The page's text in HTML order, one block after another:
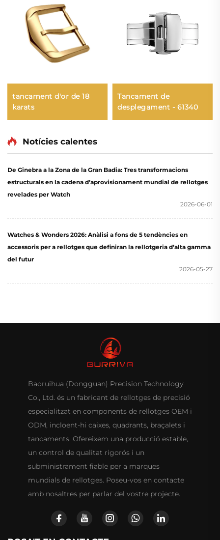
tancament d'or de 18
karats
Tancament de
desplegament - 61340
Notícies calentes
De Ginebra a la Zona de la Gran Badia: Tres transformacions
estructurals en la cadena d’aprovisionament mundial de rellotges
revelades per Watch
2026-06-01
Watches & Wonders 2026: Anàlisi a fons de 5 tendències en
accessoris per a rellotges que definiran la rellotgeria d’alta gamma
del futur
2026-05-27
Baoruihua (Dongguan) Precision Technology
Co., Ltd. és un fabricant de rellotges de precisió
especialitzat en components de rellotges OEM i
ODM, incloent-hi caixes, quadrants, braçalets i
tancaments. Ofereixem una producció estable,
un control de qualitat rigorós i un
subministrament fiable per a marques
mundials de rellotges. Poseu-vos en contacte
amb nosaltres per parlar del vostre projecte.